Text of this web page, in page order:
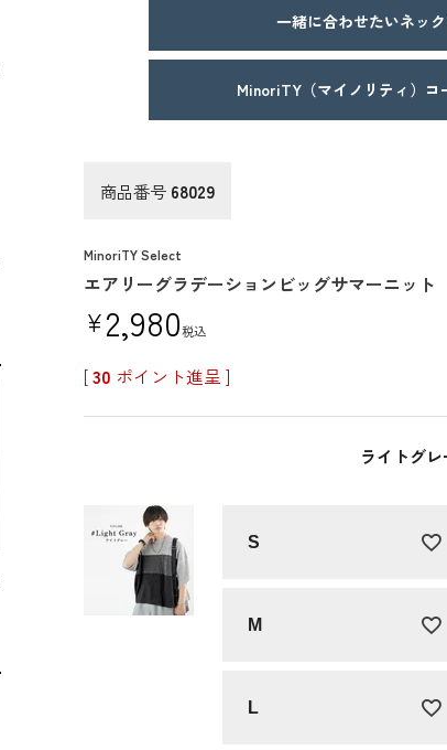
一緒に合わせたいネッ
MinoriTY（マイノリティ）
商品番号 68029
MinoriTY Select
エアリーグラデーションビッグサマーニット
¥2,980税込
[30 ポイント進呈 ]
ライトグレ
S
M
L